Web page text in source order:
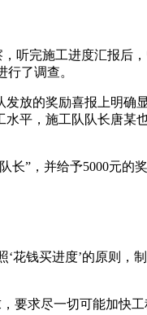
听完施工进度汇报后
了调查。
放的奖励喜报上明确
平，施工队队长唐某
”，并给予5000元的奖
花钱买进度’的原则，
要求尽一切可能加快工